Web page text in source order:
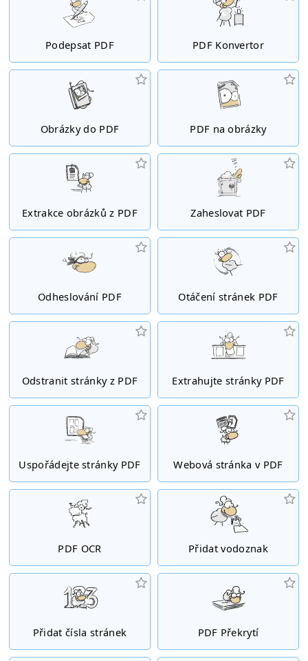
Podepsat PDF PDF Konvertor
Obrázky do PDF PDF na obrázky
Extrakce obrázků z PDF Zaheslovat PDF
Odheslování PDF Otáčení stránek PDF
Odstranit stránky z PDF Extrahujte stránky PDF
Uspořádejte stránky PDF Webová stránka v PDF
PDF OCR Přidat vodoznak
Přidat čísla stránek PDF Překrytí